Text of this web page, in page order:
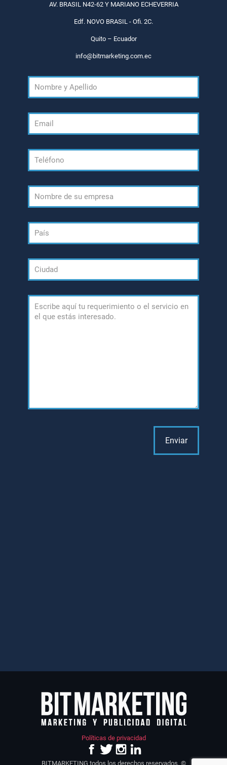
AV. BRASIL N42-62 Y MARIANO ECHEVERRIA
Edf. NOVO BRASIL - Ofi. 2C.
Quito – Ecuador
info@bitmarketing.com.ec
Políticas de privacidad
BITMARKETING todos los derechos reservados. ©